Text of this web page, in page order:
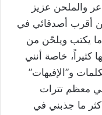
والملحن عزيز
أقرب أصدقائي في
يكتب ويلحّن من
كثيراً، خاصة أنني
و”الإفيهات”
معظم تترات
ما جذبني في